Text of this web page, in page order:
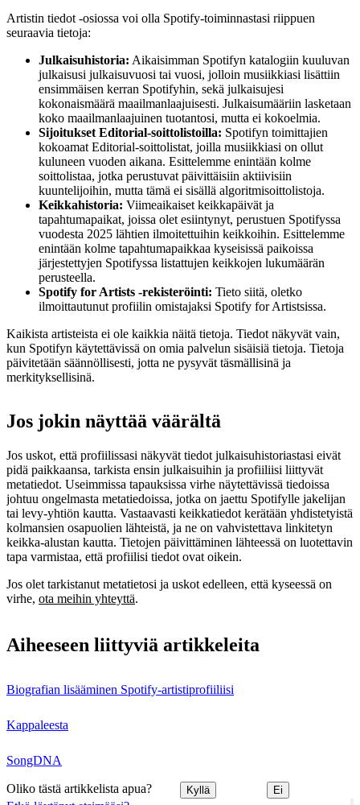
Artistin tiedot ‑osiossa voi olla Spotify-toiminnastasi riippuen
seuraavia tietoja:
Julkaisuhistoria: Aikaisimman Spotifyn katalogiin kuuluvan
julkaisusi julkaisuvuosi tai vuosi, jolloin musiikkiasi lisättiin
ensimmäisen kerran Spotifyhin, sekä julkaisujesi
kokonaismäärä maailmanlaajuisesti. Julkaisumääriin lasketaan
koko maailmanlaajuinen tuotantosi, mutta ei kokoelmia.
Sijoitukset Editorial-soittolistoilla: Spotifyn toimittajien
kokoamat Editorial-soittolistat, joilla musiikkiasi on ollut
kuluneen vuoden aikana. Esittelemme enintään kolme
soittolistaa, jotka perustuvat päivittäisiin aktiivisiin
kuuntelijoihin, mutta tämä ei sisällä algoritmisoittolistoja.
Keikkahistoria: Viimeaikaiset keikkapäivät ja
tapahtumapaikat, joissa olet esiintynyt, perustuen Spotifyssa
vuodesta 2025 lähtien ilmoitettuihin keikkoihin. Esittelemme
enintään kolme tapahtumapaikkaa kyseisissä paikoissa
järjestettyjen Spotifyssa listattujen keikkojen lukumäärän
perusteella.
Spotify for Artists ‑rekisteröinti: Tieto siitä, oletko
ilmoittautunut profiilin omistajaksi Spotify for Artistsissa.
Kaikista artisteista ei ole kaikkia näitä tietoja. Tiedot näkyvät vain,
kun Spotifyn käytettävissä on omia palvelun sisäisiä tietoja. Tietoja
päivitetään säännöllisesti, jotta ne pysyvät täsmällisinä ja
merkityksellisinä.
Jos jokin näyttää väärältä
Jos uskot, että profiilissasi näkyvät tiedot julkaisuhistoriastasi eivät
pidä paikkaansa, tarkista ensin julkaisuihin ja profiiliisi liittyvät
metatiedot. Useimmissa tapauksissa virhe näytettävissä tiedoissa
johtuu ongelmasta metatiedoissa, jotka on jaettu Spotifylle jakelijan
tai levy-yhtiön kautta. Vastaavasti keikkatiedot kerätään yhdistetyistä
kolmansien osapuolien lähteistä, ja ne on vahvistettava linkitetyn
keikka-alustan kautta. Tietojen päivittäminen lähteessä on luotettavin
tapa varmistaa, että profiilisi tiedot ovat oikein.
Jos olet tarkistanut metatietosi ja uskot edelleen, että kyseessä on
virhe, ota meihin yhteyttä.
Aiheeseen liittyviä artikkeleita
Biografian lisääminen Spotify-artistiprofiiliisi
Kappaleesta
SongDNA
Oliko tästä artikkelista apua? Kyllä Ei